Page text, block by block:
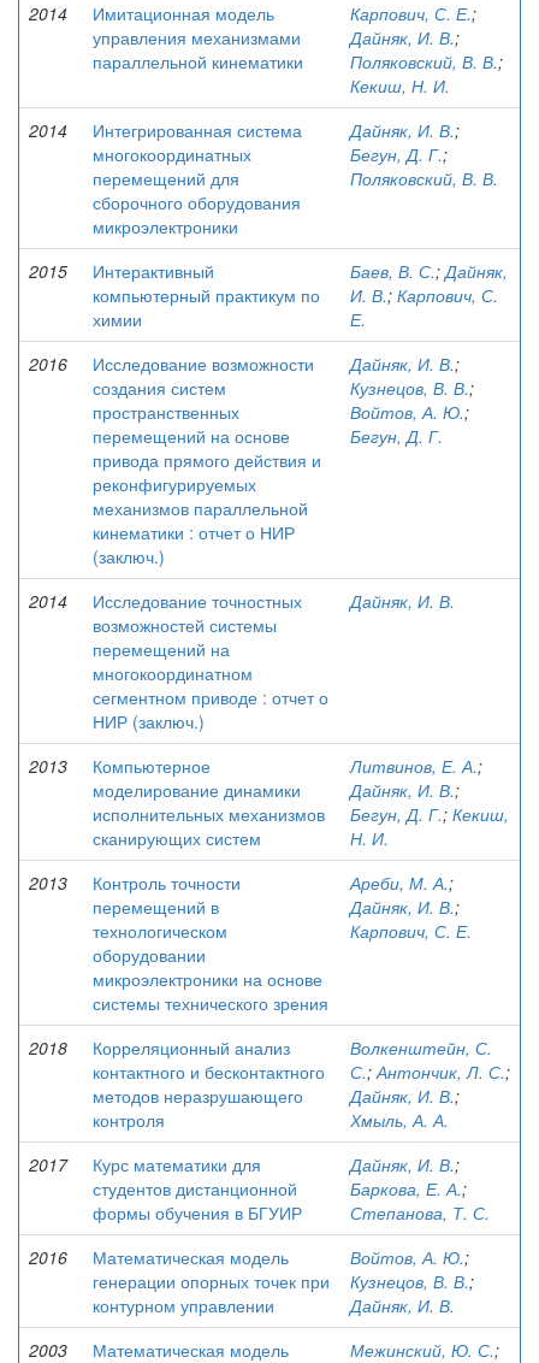
2014
Имитационная модель
управления механизмами
параллельной кинематики
Карпович, С. Е.;
Дайняк, И. В.;
Поляковский, В. В.;
Кекиш, Н. И.
2014
Интегрированная система
многокоординатных
перемещений для
сборочного оборудования
микроэлектроники
Дайняк, И. В.;
Бегун, Д. Г.;
Поляковский, В. В.
2015
Интерактивный
компьютерный практикум по
химии
Баев, В. С.;Дайняк,
И. В.; Карпович, С.
Е.
2016
Исследование возможности
создания систем
пространственных
перемещений на основе
привода прямого действия и
реконфигурируемых
механизмов параллельной
кинематики : отчет о НИР
(заключ.)
Дайняк, И. В.;
Кузнецов, В. В.;
Войтов, А. Ю.;
Бегун, Д. Г.
2014
Исследование точностных
возможностей системы
перемещений на
многокоординатном
сегментном приводе : отчет о
НИР (заключ.)
Дайняк, И. В.
2013
Компьютерное
моделирование динамики
исполнительных механизмов
сканирующих систем
Литвинов, Е. А.;
Дайняк, И. В.;
Бегун, Д. Г.; Кекиш,
Н. И.
2013
Контроль точности
перемещений в
технологическом
оборудовании
микроэлектроники на основе
системы технического зрения
Ареби, М. А.;
Дайняк, И. В.;
Карпович, С. Е.
2018
Корреляционный анализ
контактного и бесконтактного
методов неразрушающего
контроля
Волкенштейн, С.
С.;Антончик, Л. С.;
Дайняк, И. В.;
Хмыль, А. А.
2017
Курс математики для
студентов дистанционной
формы обучения в БГУИР
Дайняк, И. В.;
Баркова, Е. А.;
Степанова, Т. С.
2016
Математическая модель
генерации опорных точек при
контурном управлении
Войтов, А. Ю.;
Кузнецов, В. В.;
Дайняк, И. В.
2003
Математическая модель
Межинский, Ю. С.;